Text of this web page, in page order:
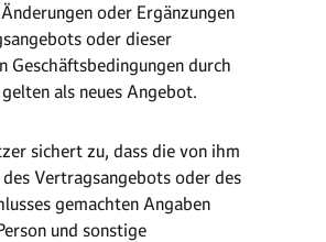
oder Ergänzungen
oder dieser
Geschäftsbedingungen durch
als neues Angebot.
sichert zu, dass die von ihm
des Vertragsangebots oder des
gemachten Angaben
und sonstige